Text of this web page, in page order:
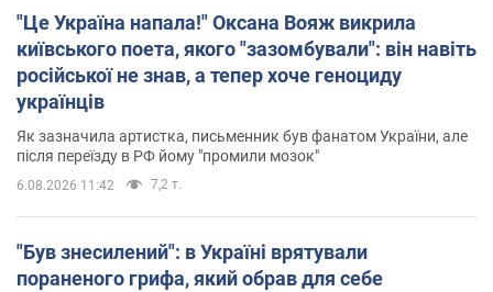
"Це Україна напала!" Оксана Вояж викрила
київського поета, якого "зазомбували": він навіть
російської не знав, а тепер хоче геноциду
українців
Як зазначила артистка, письменник був фанатом України, але
після переїзду в РФ йому "промили мозок"
6.08.2026 11:42 7,2 т.
"Був знесилений": в Україні врятували
пораненого грифа, який обрав для себе